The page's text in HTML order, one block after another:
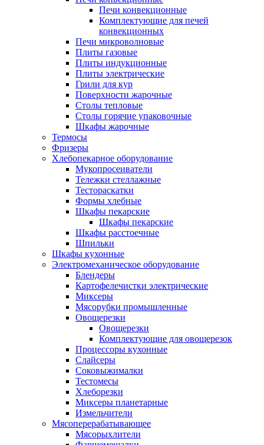
Печи конвекционные
Комплектующие для печей
конвекционных
Печи микроволновые
Плиты газовые
Плиты индукционные
Плиты электрические
Грили для кур
Поверхности жарочные
Столы тепловые
Столы горячие упаковочные
Шкафы жарочные
Термосы
Фризеры
Хлебопекарное оборудование
Мукопросеиватели
Тележки стеллажные
Тестораскатки
Формы хлебные
Шкафы пекарские
Шкафы пекарские
Шкафы расстоечные
Шпильки
Шкафы кухонные
Электромеханическое оборудование
Блендеры
Картофелечистки электрические
Миксеры
Мясорубки промышленные
Овощерезки
Овощерезки
Комплектующие для овощерезок
Процессоры кухонные
Слайсеры
Соковыжималки
Тестомесы
Хлеборезки
Миксеры планетарные
Измельчители
Мясоперерабатывающее
Мясорыхлители